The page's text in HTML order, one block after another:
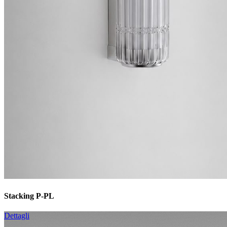
Stacking P-PL
Dettagli